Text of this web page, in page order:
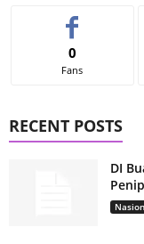
0
Fans
RECENT POSTS
DI